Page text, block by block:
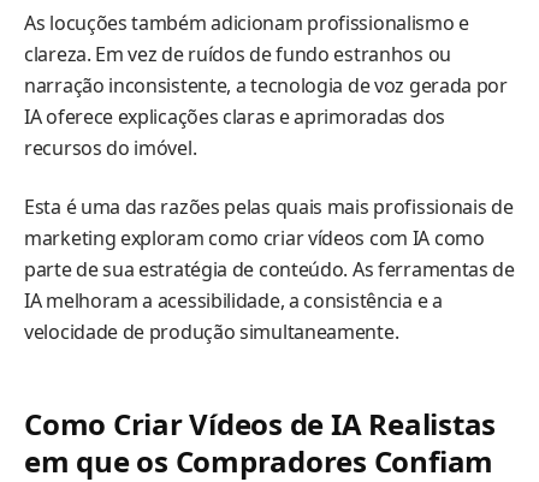
As locuções também adicionam profissionalismo e
clareza. Em vez de ruídos de fundo estranhos ou
narração inconsistente, a tecnologia de voz gerada por
IA oferece explicações claras e aprimoradas dos
recursos do imóvel.
Esta é uma das razões pelas quais mais profissionais de
marketing exploram como criar vídeos com IA como
parte de sua estratégia de conteúdo. As ferramentas de
IA melhoram a acessibilidade, a consistência e a
velocidade de produção simultaneamente.
Como Criar Vídeos de IA Realistas
em que os Compradores Confiam